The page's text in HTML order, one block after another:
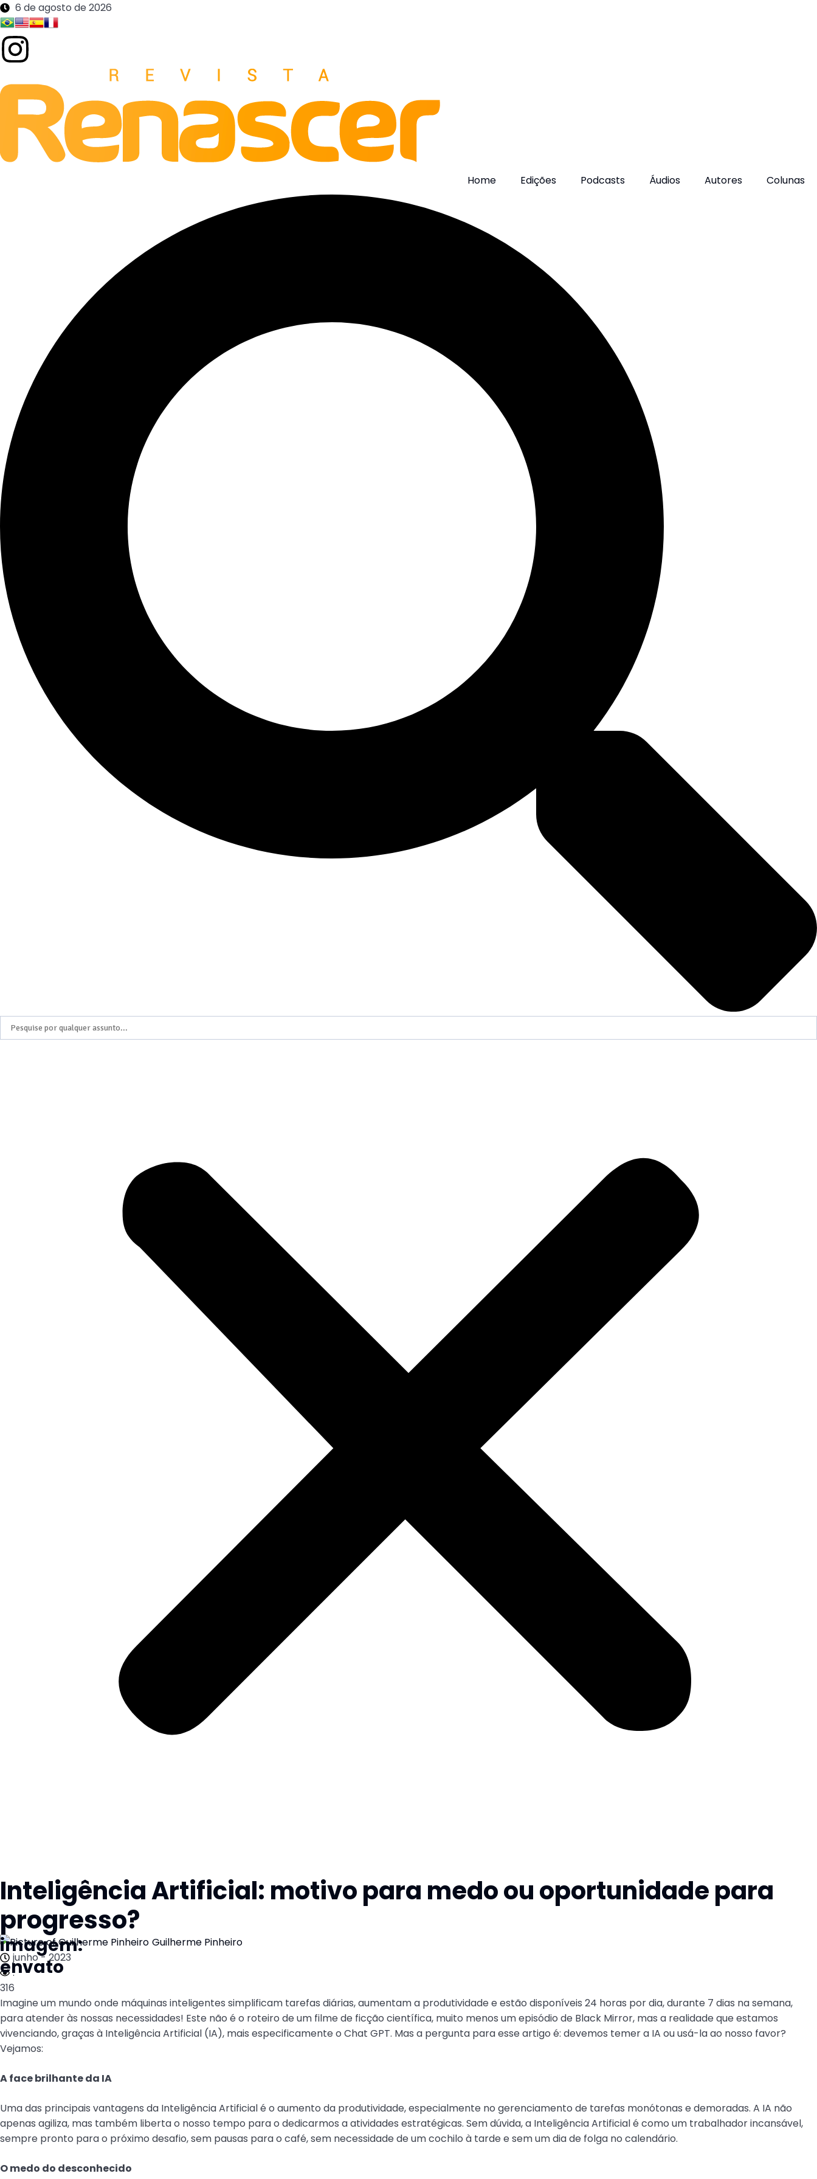
6 de agosto de 2026
Home Edições Podcasts Áudios Autores Colunas
Inteligência Artificial: motivo para medo ou oportunidade para
progresso?
imagem:
envato
Guilherme Pinheiro
junho - 2023
.
316
Imagine um mundo onde máquinas inteligentes simplificam tarefas diárias, aumentam a produtividade e estão disponíveis 24 horas por dia, durante 7 dias na semana,
para atender às nossas necessidades! Este não é o roteiro de um filme de ficção científica, muito menos um episódio de Black Mirror, mas a realidade que estamos
vivenciando, graças à Inteligência Artificial (IA), mais especificamente o Chat GPT. Mas a pergunta para esse artigo é: devemos temer a IA ou usá-la ao nosso favor?
Vejamos:
A face brilhante da IA
Uma das principais vantagens da Inteligência Artificial é o aumento da produtividade, especialmente no gerenciamento de tarefas monótonas e demoradas. A IA não
apenas agiliza, mas também liberta o nosso tempo para o dedicarmos a atividades estratégicas. Sem dúvida, a Inteligência Artificial é como um trabalhador incansável,
sempre pronto para o próximo desafio, sem pausas para o café, sem necessidade de um cochilo à tarde e sem um dia de folga no calendário.
O medo do desconhecido